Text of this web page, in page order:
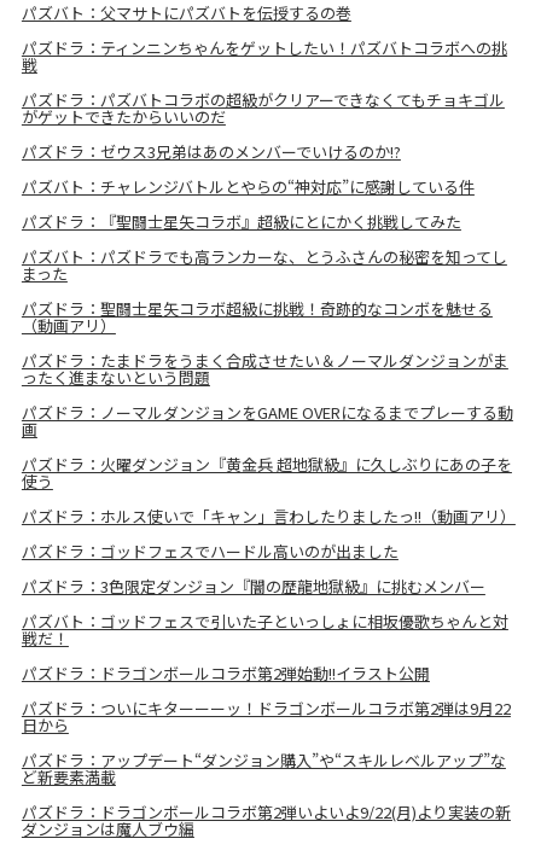
パズバト：父マサトにパズバトを伝授するの巻
パズドラ：ティンニンちゃんをゲットしたい！パズバトコラボへの挑
戦
パズドラ：パズバトコラボの超級がクリアーできなくてもチョキゴル
がゲットできたからいいのだ
パズドラ：ゼウス3兄弟はあのメンバーでいけるのか!?
パズバト：チャレンジバトルとやらの“神対応”に感謝している件
パズドラ：『聖闘士星矢コラボ』超級にとにかく挑戦してみた
パズバト：パズドラでも高ランカーな、とうふさんの秘密を知ってし
まった
パズドラ：聖闘士星矢コラボ超級に挑戦！奇跡的なコンボを魅せる
（動画アリ）
パズドラ：たまドラをうまく合成させたい＆ノーマルダンジョンがま
ったく進まないという問題
パズドラ：ノーマルダンジョンをGAME OVERになるまでプレーする動
画
パズドラ：火曜ダンジョン『黄金兵 超地獄級』に久しぶりにあの子を
使う
パズドラ：ホルス使いで「キャン」言わしたりましたっ!!（動画アリ）
パズドラ：ゴッドフェスでハードル高いのが出ました
パズドラ：3色限定ダンジョン『闇の歴龍地獄級』に挑むメンバー
パズバト：ゴッドフェスで引いた子といっしょに相坂優歌ちゃんと対
戦だ！
パズドラ：ドラゴンボールコラボ第2弾始動!!イラスト公開
パズドラ：ついにキターーーッ！ドラゴンボールコラボ第2弾は9月22
日から
パズドラ：アップデート“ダンジョン購入”や“スキルレベルアップ”な
ど新要素満載
パズドラ：ドラゴンボールコラボ第2弾いよいよ9/22(月)より実装の新
ダンジョンは魔人ブウ編